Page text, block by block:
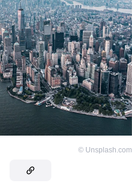
© Unsplash.com